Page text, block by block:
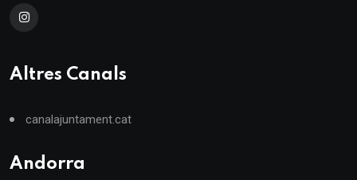
Altres Canals
canalajuntament.cat
Andorra